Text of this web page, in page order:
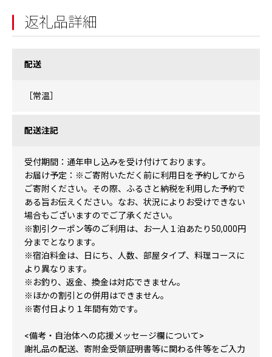
返礼品詳細
配送
［常温］
配送注記
受付期間：通年申し込みを受け付けております。
お届け予定：※ご寄附いただく前に利用日を予約してから
ご寄附ください。その際、ふるさと納税を利用した予約で
ある旨お伝えください。なお、状況によりお受けできない
場合もございますのでご了承ください。
※割引クーポン等のご利用は、お一人１泊あたり50,000円
分までとなります。
※宿泊料金は、日にち、人数、部屋タイプ、料理コースに
より異なります。
※お釣り、返金、換金は対応できません。
※ほかの割引との併用はできません。
※寄付日より１年間有効です。
<備考・自治体への応援メッセージ欄について>
謝礼品の配送、寄附金受領証明書等に関わる件等をご入力